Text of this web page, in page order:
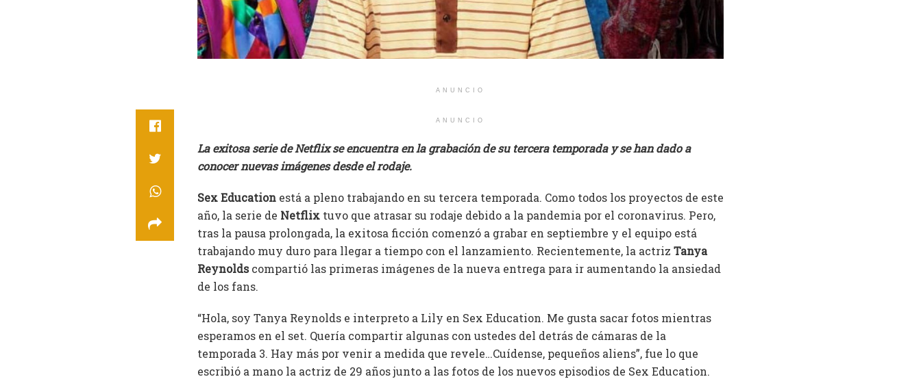
ANUNCIO
ANUNCIO
La exitosa serie de Netflix se encuentra en la grabación de su tercera temporada y se han dado a
conocer nuevas imágenes desde el rodaje.
Sex Education está a pleno trabajando en su tercera temporada. Como todos los proyectos de este
año, la serie de Netflix tuvo que atrasar su rodaje debido a la pandemia por el coronavirus. Pero,
tras la pausa prolongada, la exitosa ficción comenzó a grabar en septiembre y el equipo está
trabajando muy duro para llegar a tiempo con el lanzamiento. Recientemente, la actriz Tanya
Reynoldscompartió las primeras imágenes de la nueva entrega para ir aumentando la ansiedad
de los fans.
“Hola, soy Tanya Reynolds e interpreto a Lily en Sex Education. Me gusta sacar fotos mientras
esperamos en el set. Quería compartir algunas con ustedes del detrás de cámaras de la
temporada 3. Hay más por venir a medida que revele…Cuídense, pequeños aliens”, fue lo que
escribió a mano la actriz de 29 años junto a las fotos de los nuevos episodios de Sex Education.